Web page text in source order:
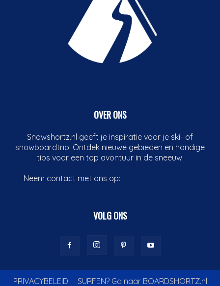
OVER ONS
Snowshortz.nl geeft je inspiratie voor je ski- of
snowboardtrip. Ontdek nieuwe gebieden en handige
tips voor een top avontuur in de sneeuw.
Neem contact met ons op:
VOLG ONS
PRIVACYBELEID SURFEN? Ga naar BOARDSHORTZ.nl